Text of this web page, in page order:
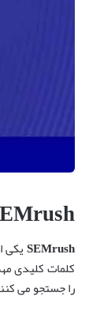
SEMrushیکی
را جستجو می